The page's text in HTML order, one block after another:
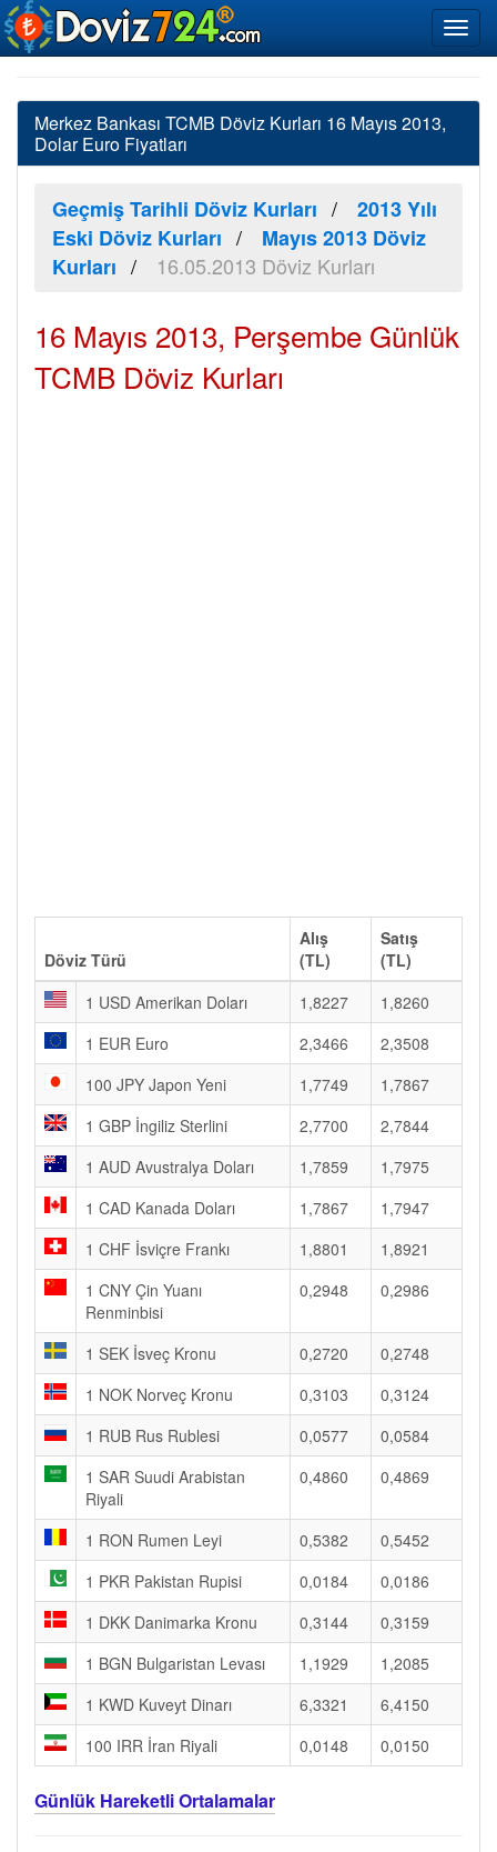
Merkez Bankası TCMB Döviz Kurları 16 Mayıs 2013,
Dolar Euro Fiyatları
Geçmiş Tarihli Döviz Kurları
2013 Yılı
Eski Döviz Kurları
Mayıs 2013 Döviz
Kurları
16.05.2013 Döviz Kurları
16 Mayıs 2013, Perşembe Günlük
TCMB Döviz Kurları
Döviz Türü
Alış
(TL)
Satış
(TL)
1 USD Amerikan Doları
1,8227
1,8260
1 EUR Euro
2,3466
2,3508
100 JPY Japon Yeni
1,7749
1,7867
1 GBP İngiliz Sterlini
2,7700
2,7844
1 AUD Avustralya Doları
1,7859
1,7975
1 CAD Kanada Doları
1,7867
1,7947
1 CHF İsviçre Frankı
1,8801
1,8921
1 CNY Çin Yuanı
Renminbisi
0,2948 0,2986
1 SEK İsveç Kronu 0,2720
0,2748
1 NOK Norveç Kronu
0,3103
0,3124
1 RUB Rus Rublesi
0,0577
0,0584
1 SAR Suudi Arabistan
Riyali
0,4860 0,4869
1 RON Rumen Leyi 0,5382
0,5452
1 PKR Pakistan Rupisi
0,0184
0,0186
1 DKK Danimarka Kronu
0,3144
0,3159
1 BGN Bulgaristan Levası
1,1929
1,2085
1 KWD Kuveyt Dinarı
6,3321
6,4150
100 IRR İran Riyali
0,0148 0,0150
Günlük Hareketli Ortalamalar